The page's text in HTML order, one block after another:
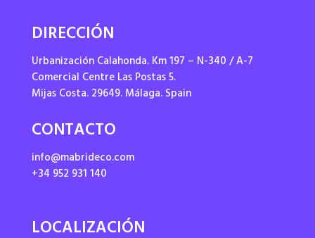
DIRECCIÓN
Urbanización Calahonda. Km 197 – N-340 / A-7
Comercial Centre Las Postas 5.
Mijas Costa. 29649. Málaga. Spain
CONTACTO
info@mabrideco.com
+34 952 931 140
LOCALIZACIÓN